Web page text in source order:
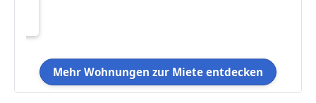
Mehr Wohnungen zur Miete entdecken